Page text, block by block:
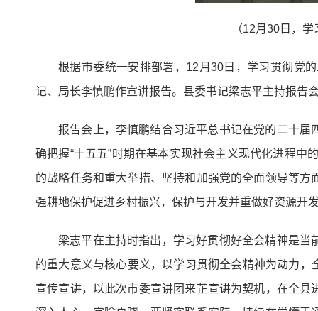
（12月30日，
根据市委统一安排部署，12月30日，学习贯彻党
记、局长李慎鹏作宣讲报告。县委书记梁志平主持报告
报告会上，李慎鹏结合习近平总书记在党的二十
确把握“十五五”时期在基本实现社会主义现代化进程中
的战略任务和重大举措、坚持和加强党的全面领导等
强耕地保护促进乡村振兴，保护与开发并重做好资源开
梁志平在主持时指出，学习好贯彻好全会精神是
的重大意义与核心要义，以学习贯彻全会精神为动力，
宣传宣讲，以此次市委宣讲团来芷宣讲为契机，在全